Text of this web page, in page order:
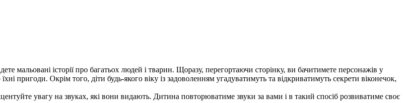
мальовані історії про багатьох людей і тварин. Щоразу, перегортаючи сторінку, ви бачитимете персонажів у
пригоди. Окрім того, діти будь-якого віку із задоволенням угадуватимуть та відкриватимуть секрети віконечок,
увагу на звуках, які вони видають. Дитина повторюватиме звуки за вами і в такий спосіб розвиватиме своє